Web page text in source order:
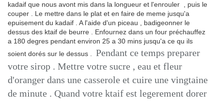
kadaif que nous avont mis dans la longueur et l'enrouler , puis le
couper . Le mettre dans le plat et en faire de meme jusqu'a
epuisement du kadaif . A l'aide d'un piceau , badigeonner le
dessus des ktaif de beurre . Enfournez dans un four préchauffez
a 180 degres pendant environ 25 a 30 mins jusqu'a ce qu ils
soient dorés sur le dessus . Pendant ce temps preparer
votre sirop . Mettre votre sucre , eau et fleur
d'oranger dans une casserole et cuire une vingtaine
de minute . Quand votre ktaif est legerement dorer